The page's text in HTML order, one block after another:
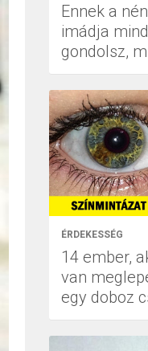
Ennek a
imádja
gondolsz,
ÉRDEKESSÉG
14 ember,
van
egy doboz